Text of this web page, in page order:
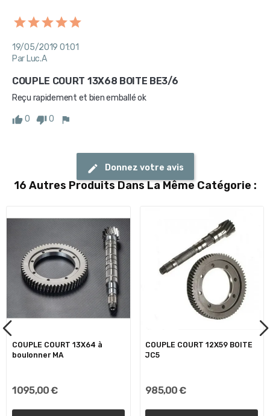
19/05/2019 01:01
Par Luc.A
COUPLE COURT 13X68 BOITE BE3/6
Reçu rapidement et bien emballé ok
0 0
Donnez votre avis
16 Autres Produits Dans La Même Catégorie :
COUPLE COURT 13X64 à
boulonner MA
1 095,00 €
COUPLE COURT 12X59 BOITE
JC5
985,00 €